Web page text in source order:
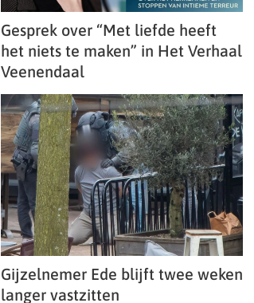
Gesprek over “Met liefde heeft
het niets te maken” in Het Verhaal
Veenendaal
Gijzelnemer Ede blijft twee weken
langer vastzitten